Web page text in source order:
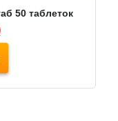
50 таблеток
Текущая
цена:
040.